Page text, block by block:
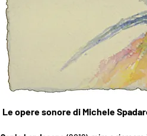
Le opere sonore di Michele